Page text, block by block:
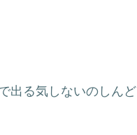
出る気しないのしんど